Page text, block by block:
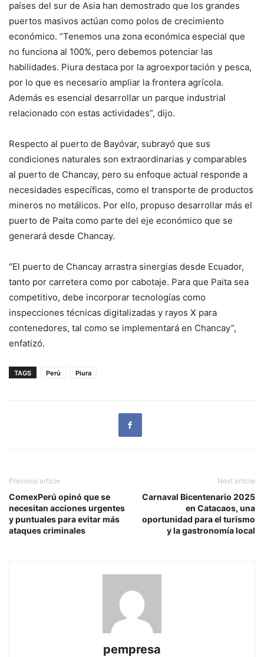
países del sur de Asia han demostrado que los grandes
puertos masivos actúan como polos de crecimiento
económico. “Tenemos una zona económica especial que
no funciona al 100%, pero debemos potenciar las
habilidades. Piura destaca por la agroexportación y pesca,
por lo que es necesario ampliar la frontera agrícola.
Además es esencial desarrollar un parque industrial
relacionado con estas actividades”, dijo.
Respecto al puerto de Bayóvar, subrayó que sus
condiciones naturales son extraordinarias y comparables
al puerto de Chancay, pero su enfoque actual responde a
necesidades específicas, como el transporte de productos
mineros no metálicos. Por ello, propuso desarrollar más el
puerto de Paita como parte del eje económico que se
generará desde Chancay.
“El puerto de Chancay arrastra sinergias desde Ecuador,
tanto por carretera como por cabotaje. Para que Paita sea
competitivo, debe incorporar tecnologías como
inspecciones técnicas digitalizadas y rayos X para
contenedores, tal como se implementará en Chancay”,
enfatizó.
TAGS Perú Piura
Previous article
ComexPerú opinó que se
necesitan acciones urgentes
y puntuales para evitar más
ataques criminales
Next article
Carnaval Bicentenario 2025
en Catacaos, una
oportunidad para el turismo
y la gastronomía local
pempresa